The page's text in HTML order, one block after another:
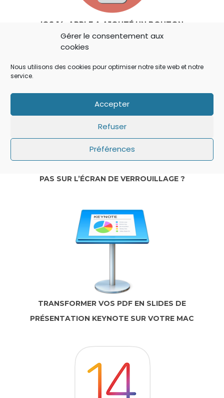
Gérer le consentement aux
cookies
Nous utilisons des cookies pour optimiser notre site web et notre
service.
Accepter
Refuser
Préférences
IOS 14: APPLE A AJOUTÉ UN BOUTON
SECRET QUI A ÉCHAPPÉ À TOUT LE MONDE !
IOS: QUE FAIRE SI LE MINUTEUR NE S’AFFICHE
PAS SUR L’ÉCRAN DE VERROUILLAGE ?
TRANSFORMER VOS PDF EN SLIDES DE
PRÉSENTATION KEYNOTE SUR VOTRE MAC